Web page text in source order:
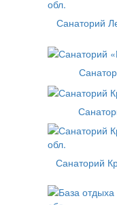
Санаторий
Санаторий